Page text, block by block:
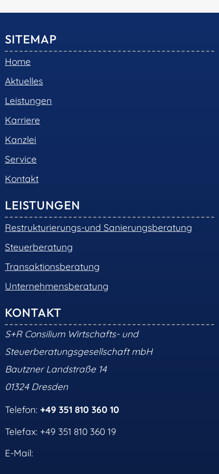
SITEMAP
Home
Aktuelles
Leistungen
Karriere
Kanzlei
Service
Kontakt
LEISTUNGEN
Restrukturierungs-und Sanierungsberatung
Steuerberatung
Transaktionsberatung
Unternehmensberatung
KONTAKT
S+R Consilium Wirtschafts- und
Steuerberatungsgesellschaft mbH
Bautzner Landstraße 14
01324 Dresden
Telefon: +49 351 810 360 10
Telefax: +49 351 810 360 19
E-Mail: